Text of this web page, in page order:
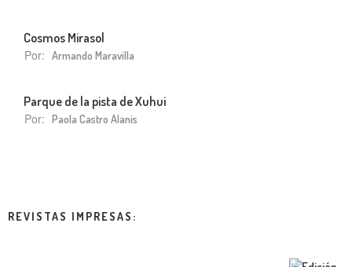
Cosmos Mirasol
Por: Armando Maravilla
Parque de la pista de Xuhui
Por: Paola Castro Alanis
REVISTAS IMPRESAS: